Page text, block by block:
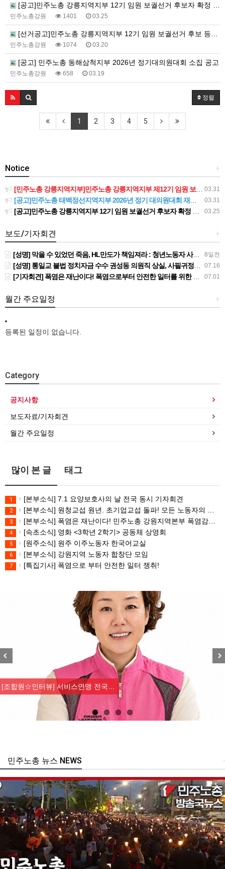
[공고]민주노총 강릉지역지부 12기 임원 보궐선거 후보자 확정 공고
민주노총강원 1401 03.25
[선거공고]민주노총 강릉지역지부 12기 임원 보궐선거 후보 등록 기간 연장 공고
민주노총강원 1074 03.20
[공고] 민주노총 동해삼척지부 2026년 정기대의원대회 소집 공고
민주노총강원 658 03.19
정렬
1 2 3 4 5
+
Notice
03.31
[민주노총 강릉지역지부]민주노총 강릉지역지부 제12기 임원 보궐선거결과 공고
03.31
[공고]민주노총 태백정선지역지부 2026년 정기 대의원대회 재소집 건
03.25
[공고]민주노총 강릉지역지부 12기 임원 보궐선거 후보자 확정 공고
+
보도/기자회견
8일전
[성명] 막을 수 있었던 죽음, HL만도가 책임져라 : 청년노동자 사망사고의 철저한 진상규명과 재발방지 대책 마련하라
07.16
[성명] 통일교 불법 정치자금 수수 권성동 의원직 상실, 사필귀정이다
07.01
[기자회견] 폭염은 재난이다! 폭염으로부터 안전한 일터를 위한 민주노총 강원지역본부 폭염감시단 선포 기자회견
+
월간 주요일정
등록된 일정이 없습니다.
Category
공지사항
보도자료/기자회견
월간 주요일정
많이 본 글 태그
1 [본부소식] 7.1 요양보호사의 날 전국 동시 기자회견
2 [본부소식] 원청교섭 원년. 초기업교섭 돌파! 모든 노동자의 노동기본권 쟁취! 민주노총 7.15 총파업대회
3 [본부소식] 폭염은 재난이다! 민주노총 강원지역본부 폭염감시단 선포 기자회견
4 [속초소식] 영화 <3학년 2학기> 공동체 상영회
5 [원주소식] 원주 이주노동자 한국어교실
6 [본부소식] 강원지역 노동자 합창단 모임
7 [특집기사] 폭염으로 부터 안전한 일터 쟁취!
[조합원☆인터뷰] 서비스연맹 전국…
주노총 뉴스 NEWS